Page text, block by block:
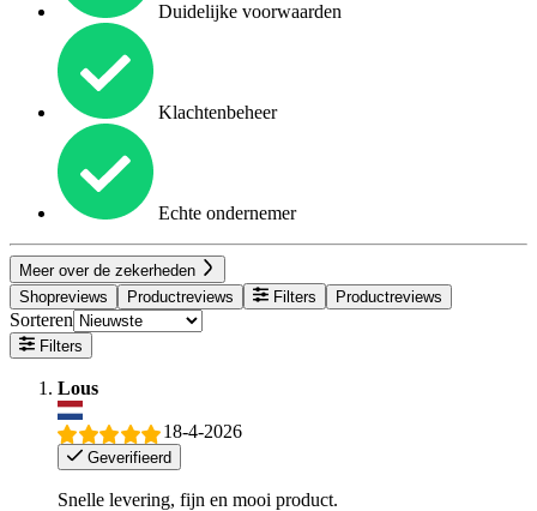
Duidelijke voorwaarden
Klachtenbeheer
Echte ondernemer
Meer over de zekerheden
Shopreviews
Productreviews Filters Productreviews
Sorteren
Filters
Lous
18-4-2026
Geverifieerd
Snelle levering, fijn en mooi product.